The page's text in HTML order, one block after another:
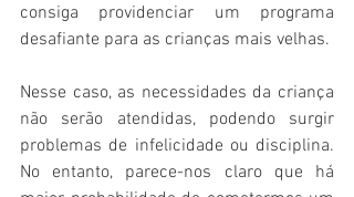
consiga providenciar um programa
desafiante para as crianças mais velhas.
Nesse caso, as necessidades da criança
não serão atendidas, podendo surgir
problemas de infelicidade ou disciplina.
No entanto, parece-nos claro que há